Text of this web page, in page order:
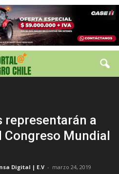
representarán a
Congreso Mundial
Digital | E.V - marzo 24, 2019